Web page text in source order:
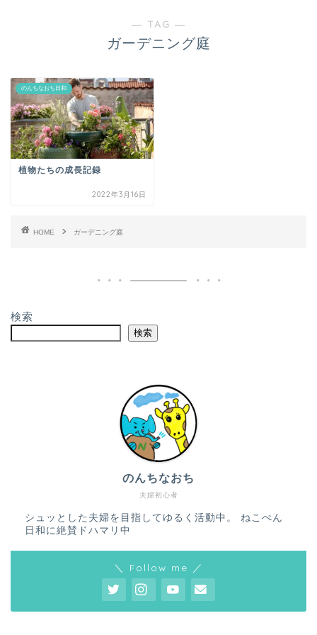
― TAG ―
ガーデニング庭
のんちなおち日和
植物たちの成長記録
2022年3月16日
HOME ガーデニング庭
検索
検索
夫婦初心者
のんちなおち
シュッとした夫婦を目指してゆるく活動中。 ねこぺん
日和に絶賛ドハマリ中
＼ Follow me ／